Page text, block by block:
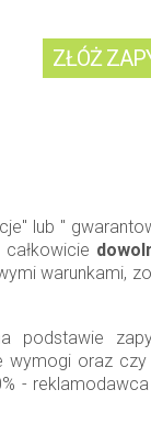
lub "
warunkami,
podstawie
wymogi oraz
-